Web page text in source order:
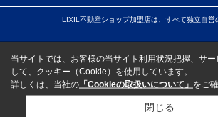
LIXIL不動産ショップ加盟店は、すべて独立自営
当サイトでは、お客様の当サイト利用状況把握、サー
して、クッキー（Cookie）を使用しています。
詳しくは、当社の 「Cookieの取扱いについて」 をご
閉じる